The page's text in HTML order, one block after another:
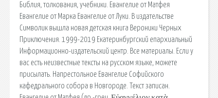
Библия, толкования, учебники. Евангелие от Матфея
Евангелие от Марка Евангелие от Луки. В издательстве
Символик вышла новая детская книга Вероники Черных
Приключения. 1999-2019 Екатеринбургский епархиальный
Информационно-издательский центр. Все материалы. Если у
вас есть неизвестные тексты на русском языке, можете
присылать. Напрестольное Евангелие Софийского
кафедрального собора в Новгороде. Текст записан.